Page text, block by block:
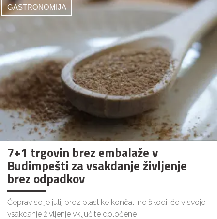
GASTRONOMIJA
7+1 trgovin brez embalaže v
Budimpešti za vsakdanje življenje
brez odpadkov
Čeprav se je julij brez plastike končal, ne škodi, če v svoje
vsakdanje življenje vključite določene